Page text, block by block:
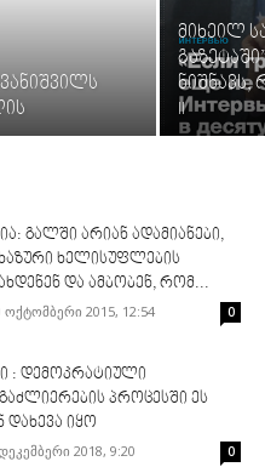
მიხეილ
ნიშნავს,
II
გალში არიან ადამიანები,
ხელისუფლების
და ამბობენ, რომ...
ოქტომბერი 2015, 12:54 0
: დემოკრატიული
პროცესში ეს
დახევა იყო
2018, 9:20 0